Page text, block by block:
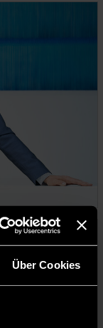
Über Cookies